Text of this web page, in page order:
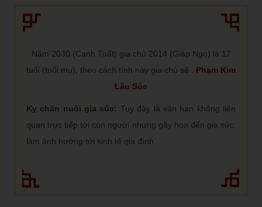
Năm 2030 (Canh Tuất) gia chủ 2014 (Giáp Ngọ) là 17
tuổi (tuổi mụ), theo cách tính này gia chủ sẽ : Phạm Kim
Lâu Súc
Kỵ chăn nuôi gia súc: Tuy đây là vận hạn không liên
quan trực tiếp tới con người nhưng gây họa đến gia súc,
làm ảnh hưởng tới kinh tế gia đình.